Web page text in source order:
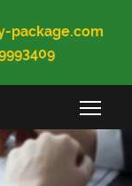
package.com